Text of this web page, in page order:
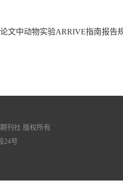
文中动物实验ARRIVE指南报告
刊社 版权所有.
24号